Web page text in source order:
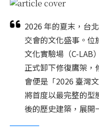
2026 年的夏末，台
交會的文化盛事。位
文化實驗場（C-LAB
正式卸下修復鷹架，
會便是「2026 臺灣
將首度以最完整的型
後的歷史建築，展開